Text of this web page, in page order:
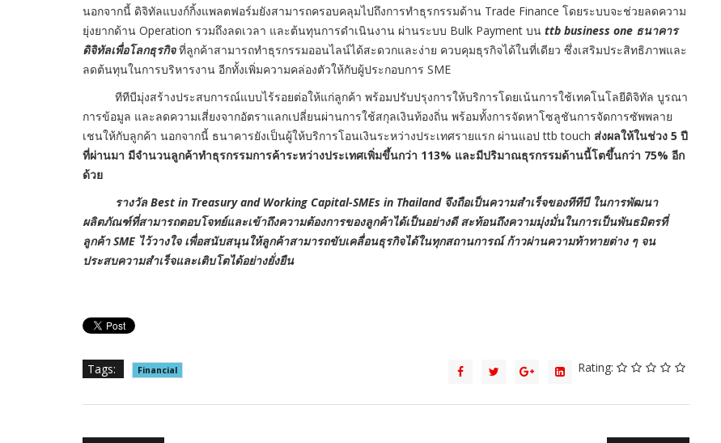
นอกจากนี้ ดิจิทัลแบงก์กิ้งแพลตฟอร์มยังสามารถครอบคลุมไปถึงการทำธุรกรรมด้าน Trade Finance โดยระบบจะช่วยลดความ
ยุ่งยากด้าน Operation รวมถึงลดเวลา และต้นทุนการดำเนินงาน ผ่านระบบ Bulk Payment บน ttb business one ธนาคาร
ดิจิทัลเพื่อโลกธุรกิจที่ลูกค้าสามารถทำธุรกรรมออนไลน์ได้สะดวกและง่าย ควบคุมธุรกิจได้ในที่เดียว ซึ่งเสริมประสิทธิภาพและ
ลดต้นทุนในการบริหารงาน อีกทั้งเพิ่มความคล่องตัวให้กับผู้ประกอบการ SME
ทีทีบีมุ่งสร้างประสบการณ์แบบไร้รอยต่อให้แก่ลูกค้า พร้อมปรับปรุงการให้บริการโดยเน้นการใช้เทคโนโลยีดิจิทัล บูรณา
การข้อมูล และลดความเสี่ยงจากอัตราแลกเปลี่ยนผ่านการใช้สกุลเงินท้องถิ่น พร้อมทั้งการจัดหาโซลูชันการจัดการซัพพลาย
เชนให้กับลูกค้า นอกจากนี้ ธนาคารยังเป็นผู้ให้บริการโอนเงินระหว่างประเทศรายแรก ผ่านแอป ttb touch ส่งผลให้ในช่วง 5 ปี
ที่ผ่านมา มีจำนวนลูกค้าทำธุรกรรมการค้าระหว่างประเทศเพิ่มขึ้นกว่า 113% และมีปริมาณธุรกรรมด้านนี้โตขึ้นกว่า 75% อีก
ด้วย
รางวัล Best in Treasury and Working Capital-SMEs in Thailand จึงถือเป็นความสำเร็จของทีทีบี ในการพัฒนา
ผลิตภัณฑ์ที่สามารถตอบโจทย์และเข้าถึงความต้องการของลูกค้าได้เป็นอย่างดี สะท้อนถึงความมุ่งมั่นในการเป็นพันธมิตรที่
ลูกค้า SME ไว้วางใจ เพื่อสนับสนุนให้ลูกค้าสามารถขับเคลื่อนธุรกิจได้ในทุกสถานการณ์ ก้าวผ่านความท้าทายต่าง ๆ จน
ประสบความสำเร็จและเติบโตได้อย่างยั่งยืน
Tags: Financial Rating: